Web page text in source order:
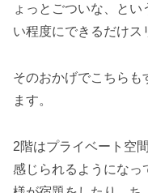
ょっとごついな、と
い程度にできるだけス
そのおかげでこちらも
ます。
2階はプライベート空
感じられるようになっ